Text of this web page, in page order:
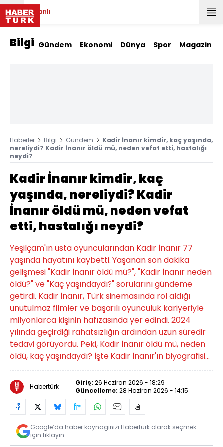
Canlı
Bilgi Gündem Ekonomi Dünya Spor Magazin
Haberler Bilgi Gündem
Kadir İnanır kimdir, kaç yaşında,
nereliydi? Kadir İnanır öldü mü, neden vefat etti, hastalığı
neydi?
Kadir İnanır kimdir, kaç
yaşında, nereliydi? Kadir
İnanır öldü mü, neden vefat
etti, hastalığı neydi?
Yeşilçam'ın usta oyuncularından Kadir İnanır 77
yaşında hayatını kaybetti. Yaşanan son dakika
gelişmesi "Kadir İnanır öldü mü?", "Kadir İnanır neden
öldü?" ve "Kaç yaşındaydı?" sorularını gündeme
getirdi. Kadir İnanır, Türk sinemasında rol aldığı
unutulmaz filmler ve başarılı oyunculuk kariyeriyle
milyonlarca kişinin hafızasında yer edindi. 2024
yılında geçirdiği rahatsızlığın ardından uzun süredir
tedavi görüyordu. Peki, Kadir İnanır öldü mü, neden
öldü, kaç yaşındaydı? İşte Kadir İnanır'ın biyografisi...
Habertürk Giriş: 26 Haziran 2026 - 18:29
Güncelleme: 28 Haziran 2026 - 14:15
Google’da haber kaynağınızı Habertürk olarak seçmek
için tıklayın